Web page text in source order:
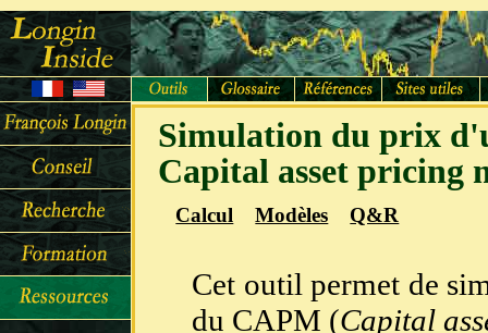
Simulation du prix
Capital asset pricing
Calcul Modèles Q&R
Cet outil permet de
du CAPM (Capital